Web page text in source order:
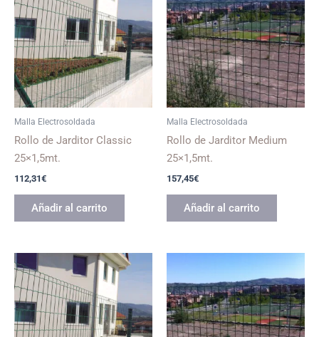
Malla Electrosoldada
Rollo de Jarditor Classic
25×1,5mt.
112,31€
Añadir al carrito
Malla Electrosoldada
Rollo de Jarditor Medium
25×1,5mt.
157,45€
Añadir al carrito